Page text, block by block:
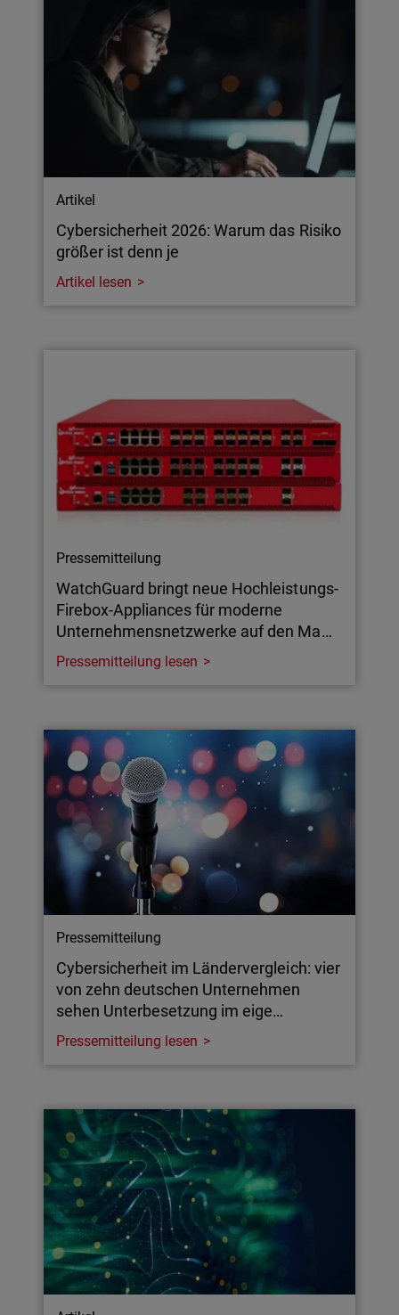
Artikel
Cybersicherheit 2026: Warum das Risiko
größer ist denn je
Artikel lesen
Pressemitteilung
WatchGuard bringt neue Hochleistungs-
Firebox-Appliances für moderne
Unternehmensnetzwerke auf den Ma…
Pressemitteilung lesen
Pressemitteilung
Cybersicherheit im Ländervergleich: vier
von zehn deutschen Unternehmen
sehen Unterbesetzung im eige…
Pressemitteilung lesen